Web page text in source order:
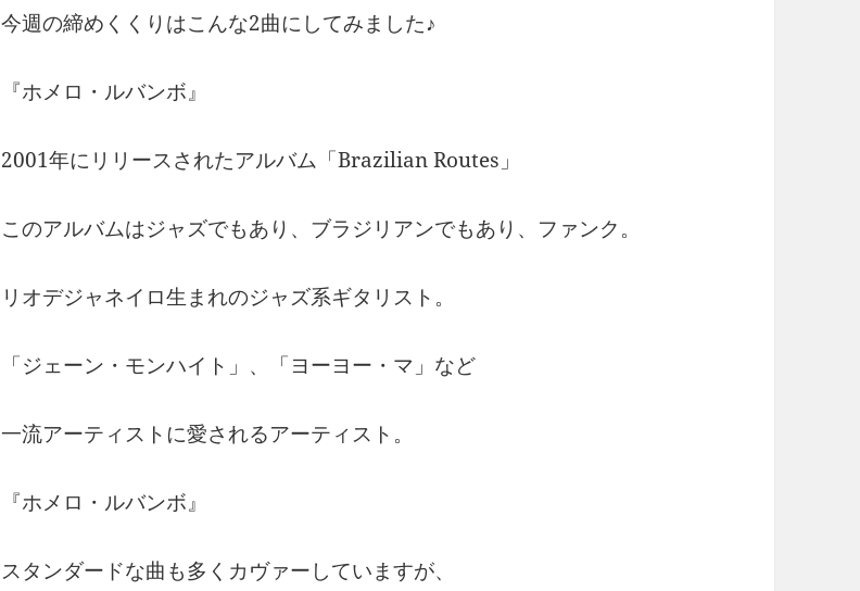
今週の締めくくりはこんな2曲にしてみました♪
『ホメロ・ルバンボ』
2001年にリリースされたアルバム「Brazilian Routes」
このアルバムはジャズでもあり、ブラジリアンでもあり、ファンク。
リオデジャネイロ生まれのジャズ系ギタリスト。
「ジェーン・モンハイト」、「ヨーヨー・マ」など
一流アーティストに愛されるアーティスト。
『ホメロ・ルバンボ』
スタンダードな曲も多くカヴァーしていますが、